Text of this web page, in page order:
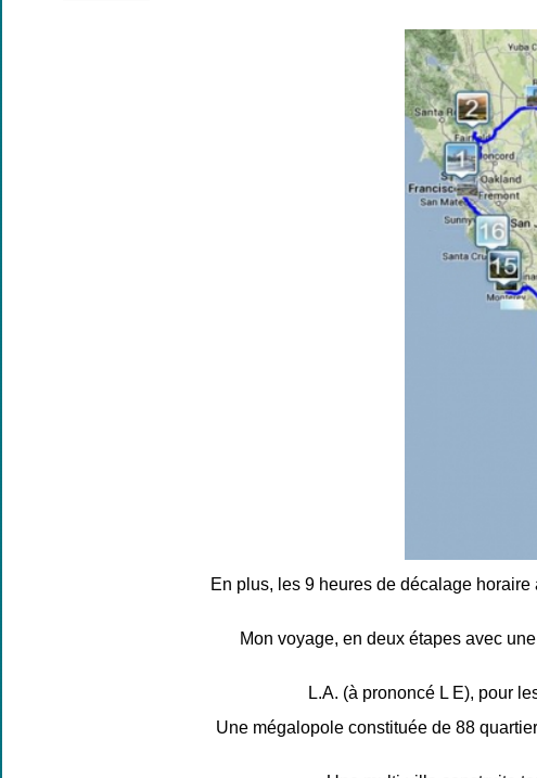
En plus, les 9 heures de décalage
Mon voyage, en deux étapes avec
L.A. (à prononcé L E), pour
Une mégalopole constituée de 88